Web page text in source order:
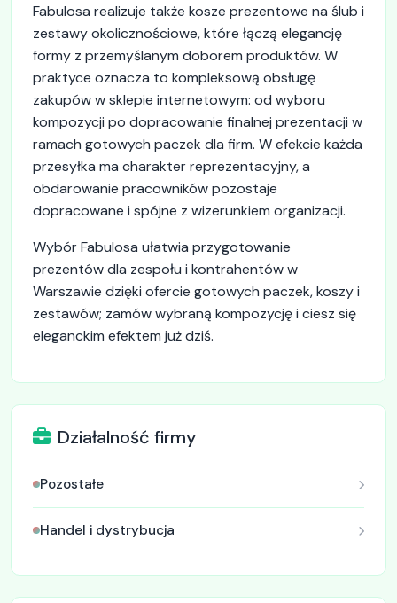
Fabulosa realizuje także kosze prezentowe na ślub i
zestawy okolicznościowe, które łączą elegancję
formy z przemyślanym doborem produktów. W
praktyce oznacza to kompleksową obsługę
zakupów w sklepie internetowym: od wyboru
kompozycji po dopracowanie finalnej prezentacji w
ramach gotowych paczek dla firm. W efekcie każda
przesyłka ma charakter reprezentacyjny, a
obdarowanie pracowników pozostaje
dopracowane i spójne z wizerunkiem organizacji.
Wybór Fabulosa ułatwia przygotowanie
prezentów dla zespołu i kontrahentów w
Warszawie dzięki ofercie gotowych paczek, koszy i
zestawów; zamów wybraną kompozycję i ciesz się
eleganckim efektem już dziś.
Działalność firmy
Pozostałe
Handel i dystrybucja